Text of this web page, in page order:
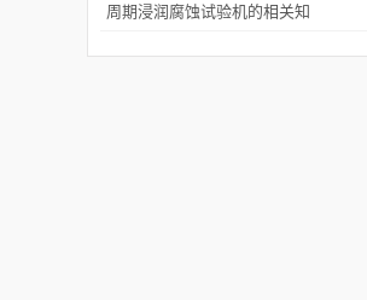
你知多少？
周期浸润腐蚀试验机的相关知